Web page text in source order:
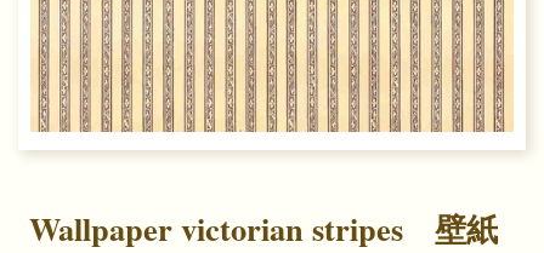
Wallpaper victorian stripes 壁紙